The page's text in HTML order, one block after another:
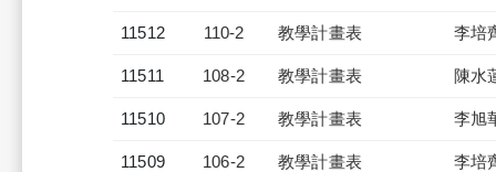
11512 110-2 教學計畫表 李培
11511 108-2 教學計畫表 陳水
11510 107-2 教學計畫表 李旭
11509 106-2 教學計畫表 李培